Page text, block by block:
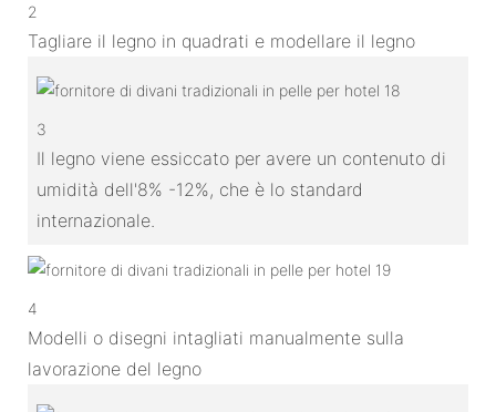
2
Tagliare il legno in quadrati e modellare il legno
3
Il legno viene essiccato per avere un contenuto di
umidità dell'8% -12%, che è lo standard
internazionale.
4
Modelli o disegni intagliati manualmente sulla
lavorazione del legno